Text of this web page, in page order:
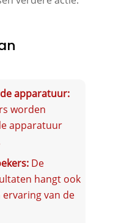
apparatuur:
worden
apparatuur
De
hangt ook
van de